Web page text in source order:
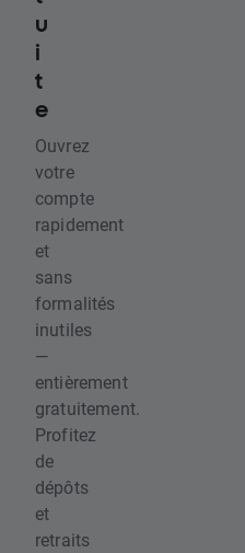
u
i
t
e
Ouvrez
votre
compte
rapidement
et
sans
formalités
inutiles
—
entièrement
gratuitement.
Profitez
de
dépôts
et
retraits